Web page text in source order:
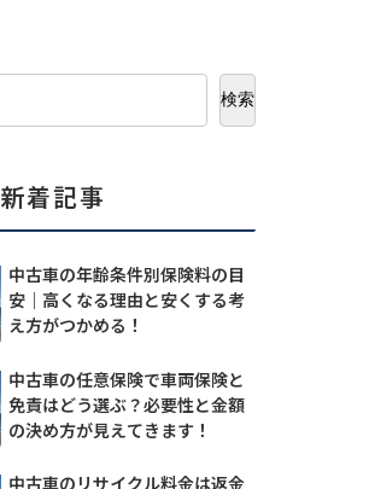
検索
新着記事
中古車の年齢条件別保険料の目
安｜高くなる理由と安くする考
え方がつかめる！
中古車の任意保険で車両保険と
免責はどう選ぶ？必要性と金額
の決め方が見えてきます！
中古車のリサイクル料金は返金